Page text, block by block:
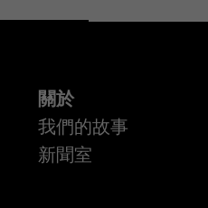
關於
我們的故事
新聞室